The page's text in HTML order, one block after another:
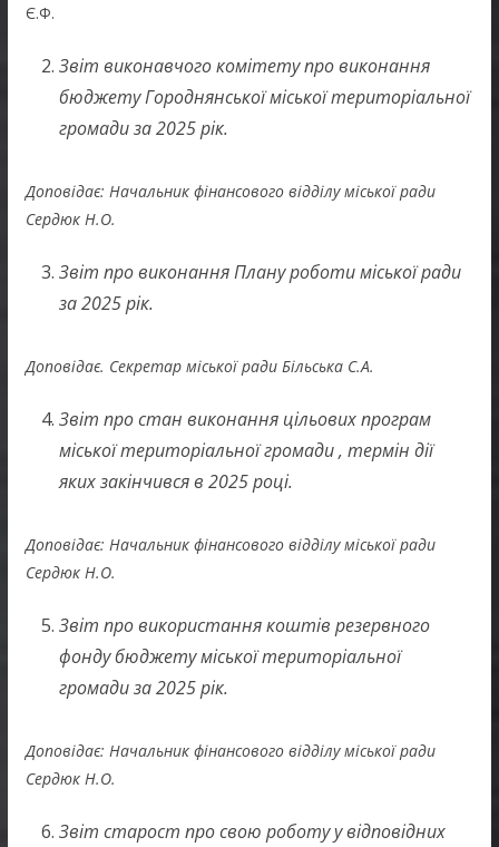
Є.Ф.
Звіт виконавчого комітету про виконання
бюджету Городнянської міської територіальної
громади за 2025 рік.
Доповідає: Начальник фінансового відділу міської ради
Сердюк Н.О.
Звіт про виконання Плану роботи міської ради
за 2025 рік.
Доповідає. Секретар міської ради Більська С.А.
Звіт про стан виконання цільових програм
міської територіальної громади , термін дії
яких закінчився в 2025 році.
Доповідає: Начальник фінансового відділу міської ради
Сердюк Н.О.
Звіт про використання коштів резервного
фонду бюджету міської територіальної
громади за 2025 рік.
Доповідає: Начальник фінансового відділу міської ради
Сердюк Н.О.
Звіт старост про свою роботу у відповідних